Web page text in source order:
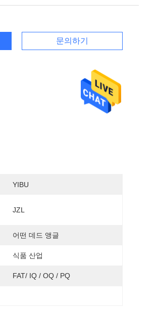
문의하기
YIBU
JZL
어떤 데드 앵글
식품 산업
FAT/ IQ / OQ / PQ